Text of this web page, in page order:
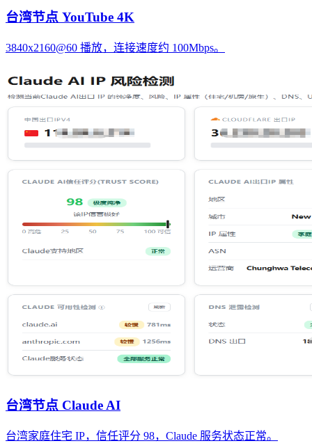
台湾节点 YouTube 4K
3840x2160@60 播放，连接速度约 100Mbps。
台湾节点 Claude AI
台湾家庭住宅 IP，信任评分 98，Claude 服务状态正常。